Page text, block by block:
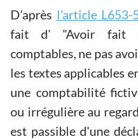
D'après l'article L653-
fait d'
Avoir fait
comptables, ne pas
les textes applicables
une comptabilité
ou irrégulière au
est passible d'une